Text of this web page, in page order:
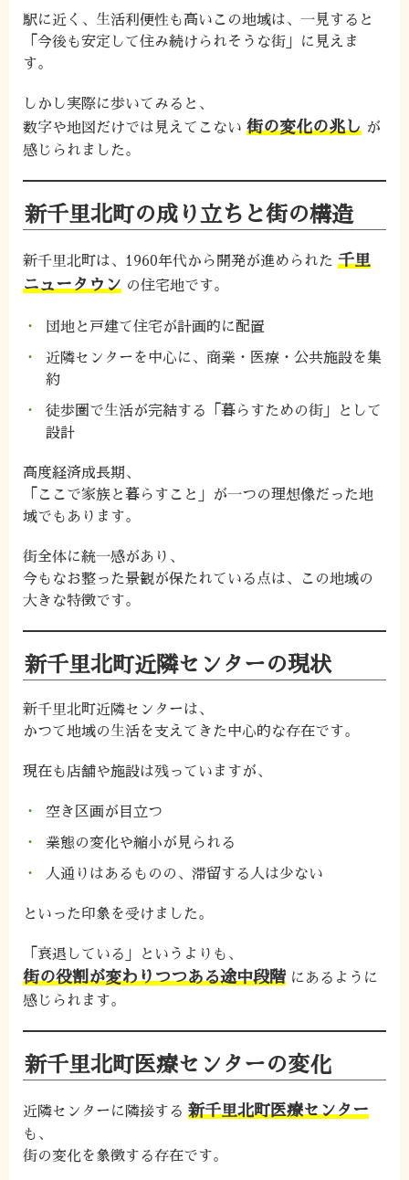
駅に近く、生活利便性も高いこの地域は、一見すると
「今後も安定して住み続けられそうな街」に見えま
す。
しかし実際に歩いてみると、
数字や地図だけでは見えてこない 街の変化の兆し が
感じられました。
新千里北町の成り立ちと街の構造
新千里北町は、1960年代から開発が進められた 千里
ニュータウン の住宅地です。
団地と戸建て住宅が計画的に配置
近隣センターを中心に、商業・医療・公共施設を集
約
徒歩圏で生活が完結する「暮らすための街」として
設計
高度経済成長期、
「ここで家族と暮らすこと」が一つの理想像だった地
域でもあります。
街全体に統一感があり、
今もなお整った景観が保たれている点は、この地域の
大きな特徴です。
新千里北町近隣センターの現状
新千里北町近隣センターは、
かつて地域の生活を支えてきた中心的な存在です。
現在も店舗や施設は残っていますが、
空き区画が目立つ
業態の変化や縮小が見られる
人通りはあるものの、滞留する人は少ない
といった印象を受けました。
「衰退している」というよりも、
街の役割が変わりつつある途中段階 にあるように
感じられます。
新千里北町医療センターの変化
近隣センターに隣接する 新千里北町医療センター
も、
街の変化を象徴する存在です。